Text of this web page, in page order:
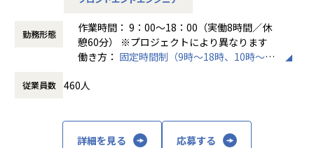
・大手クライアント向け仮想環境移行・導入（Windows／A
ctive Directory）
＜安心のサポート体制＞
└配属先はチーム＋教育係体制で、すぐ相談できる環境を整
現場には教育担当がつき、月1回の面談やチャット相談も実
施。産休・育休の取得＆復帰率も100％と、ライフイベント
にも柔軟に対応しています。
◆マネジメントにも挑戦したい方へ
「PL/PMにステップアップしたい」「育成に関わる経験をし
てみたい」
回の面談を通じて方向性を確認しながら、段階的にマネジメ
ントスキルを磨けるようサポートします。リーダー未経験か
勤務形態
作業時間： 9：00～18：00（実働8時間／休
憩60分） ※プロジェクトにより異なります
働き方： 固定時間制（9時～18時、10時～19
時間外労働の有無： 有（月平均20時間）
従業員数 460人
詳細を見る 応募する